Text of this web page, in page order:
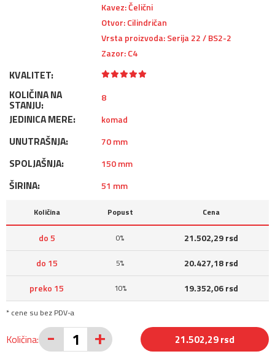
Kavez: Čelični
Otvor: Cilindričan
Vrsta proizvoda: Serija 22 / BS2-2
Zazor: C4
KVALITET:
KOLIČINA NA
STANJU:
8
JEDINICA MERE: komad
UNUTRAŠNJA: 70 mm
SPOLJAŠNJA: 150 mm
ŠIRINA: 51 mm
Količina Popust Cena
do 5 0%
21.502,29 rsd
do 15
5%
20.427,18 rsd
preko 15
10% 19.352,06 rsd
* cene su bez PDV-a
Količina: - + 21.502,29 rsd